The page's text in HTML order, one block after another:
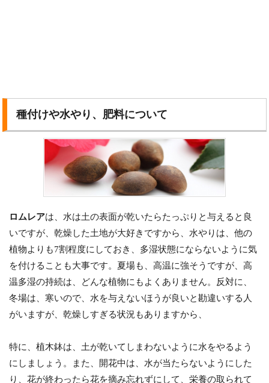
種付けや水やり、肥料について
ロムレアは、水は土の表面が乾いたらたっぷりと与えると良
いですが、乾燥した土地が大好きですから、水やりは、他の
植物よりも7割程度にしておき、多湿状態にならないように気
を付けることも大事です。夏場も、高温に強そうですが、高
温多湿の持続は、どんな植物にもよくありません。反対に、
冬場は、寒いので、水を与えないほうが良いと勘違いする人
がいますが、乾燥しすぎる状況もありますから、
特に、植木鉢は、土が乾いてしまわないように水をやるよう
にしましょう。また、開花中は、水が当たらないようにした
り、花が終わったら花を摘み忘れずにして、栄養の取られて